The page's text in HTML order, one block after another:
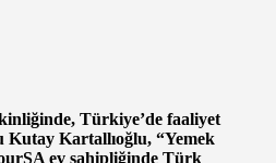
Türkiye’de faaliyet
Kutay Kartallıoğlu, “Yemek
ev sahipliğinde Türk